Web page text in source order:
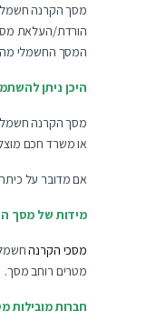
מסך הקרנה
המסך החשמלי
היכן ניתן
מסך הקרנה
או משרד חכם
אם מדובר על
מידות של מסך
מסכי הקרנה
מטרים רוחב מסך.
חברות מובילות